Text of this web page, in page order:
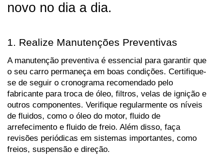
novo no dia a dia.
1. Realize Manutenções Preventivas
A manutenção preventiva é essencial para garantir que
o seu carro permaneça em boas condições. Certifique-
se de seguir o cronograma recomendado pelo
fabricante para troca de óleo, filtros, velas de ignição e
outros componentes. Verifique regularmente os níveis
de fluidos, como o óleo do motor, fluido de
arrefecimento e fluido de freio. Além disso, faça
revisões periódicas em sistemas importantes, como
freios, suspensão e direção.